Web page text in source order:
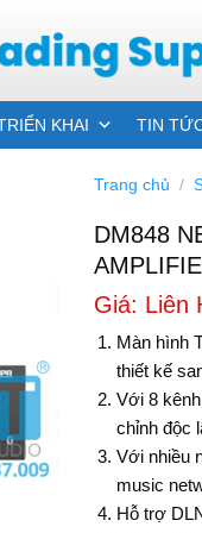
KHAI TIN
Trang chủ /
DM848
Giá: Liên
Màn hình
thiết kế
Với 8
chỉnh độc
Với nhiều
music
Hỗ trợ